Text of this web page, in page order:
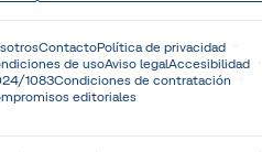
ContactoPolítica de privacidad
de usoAviso legalAccesibilidad
1083Condiciones de contratación
editoriales